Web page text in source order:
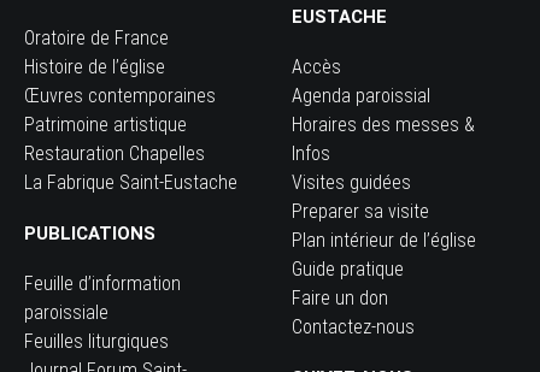
Oratoire de France
Histoire de l’église
Œuvres contemporaines
Patrimoine artistique
Restauration Chapelles
La Fabrique Saint-Eustache
PUBLICATIONS
Feuille d’information
paroissiale
Feuilles liturgiques
EUSTACHE
Accès
Agenda paroissial
Horaires des messes &
Infos
Visites guidées
Preparer sa visite
Plan intérieur de l’église
Guide pratique
Faire un don
Contactez-nous